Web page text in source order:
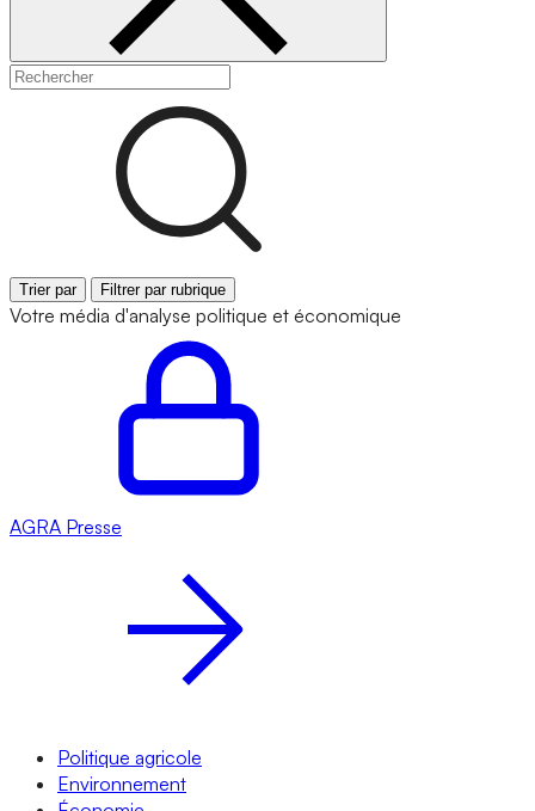
Trier par Filtrer par rubrique
Votre média d'analyse politique et économique
AGRA Presse
Politique agricole
Environnement